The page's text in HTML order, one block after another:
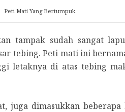
Peti Mati Yang Bertumpuk
tampak sudah sangat
tebing. Peti mati ini
letaknya di atas tebing
juga dimasukkan